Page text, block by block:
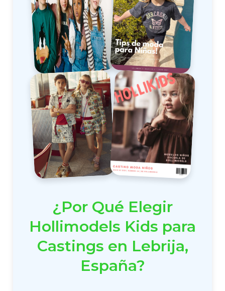
¿Por Qué Elegir
Hollimodels Kids para
Castings en Lebrija,
España?